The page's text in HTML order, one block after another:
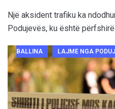
Një aksident trafiku ka
Podujevës, ku është përfshirë
BALLINA LAJME NGA